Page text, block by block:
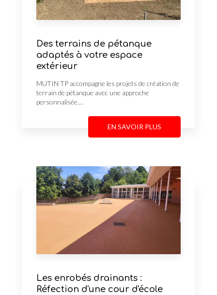
Des terrains de pétanque
adaptés à votre espace
extérieur
MUTIN TP accompagne les projets de création de
terrain de pétanque avec une approche
personnalisée....
EN SAVOIR PLUS
Les enrobés drainants :
Réfection d'une cour d'école